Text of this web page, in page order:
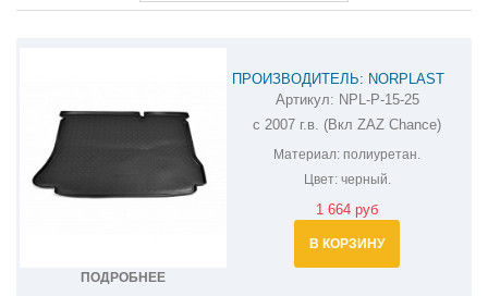
ПОДРОБНЕЕ
ПРОИЗВОДИТЕЛЬ: NORPLAST
КОВРИК В БАГАЖНИК ЗАЗ SENS
NPL-P-15-25
Артикул: NPL-P-15-25
с 2007 г.в. (Вкл ZAZ Chance)
Материал: полиуретан.
Цвет:черный.
1 664 руб
В КОРЗИНУ